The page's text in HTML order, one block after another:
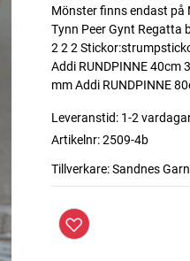
Mönster finns endast på
Tynn Peer Gynt Regatta
2 2 2
Addi RUNDPINNE 40cm
mm Addi RUNDPINNE
Leveranstid: 1-2
Artikelnr:2509-4b
Tillverkare:Sandnes Garn